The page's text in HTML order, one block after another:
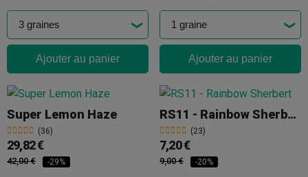
Ajouter au panier Ajouter au panier
Super Lemon Haze
(36)
29,82 €
42,00 € -29%
RS11 - Rainbow Sherbert
(23)
7,20 €
9,00 € -20%